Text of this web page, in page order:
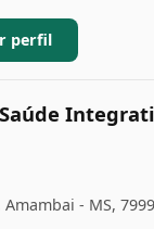
perfil
- MS,